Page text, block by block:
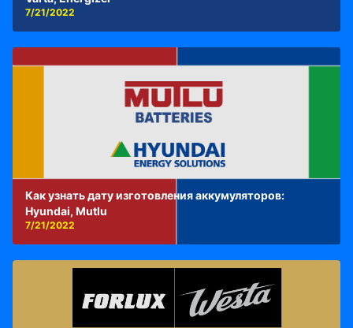
7/21/2022
Как узнать дату изготовления аккумуляторов:
Hyundai, Mutlu
7/21/2022